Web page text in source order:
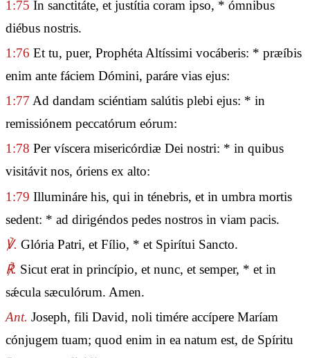
1:75 In sanctitáte, et justítia coram ipso, * ómnibus
diébus nostris.
1:76 Et tu, puer, Prophéta Altíssimi vocáberis: * præíbis
enim ante fáciem Dómini, paráre vias ejus:
1:77 Ad dandam sciéntiam salútis plebi ejus: * in
remissiónem peccatórum eórum:
1:78 Per víscera misericórdiæ Dei nostri: * in quibus
visitávit nos, óriens ex alto:
1:79 Illumináre his, qui in ténebris, et in umbra mortis
sedent: * ad dirigéndos pedes nostros in viam pacis.
℣. Glória Patri, et Fílio, * et Spirítui Sancto.
℟. Sicut erat in princípio, et nunc, et semper, * et in
sǽcula sæculórum. Amen.
Ant. Joseph, fili David, noli timére accípere Maríam
cónjugem tuam; quod enim in ea natum est, de Spíritu